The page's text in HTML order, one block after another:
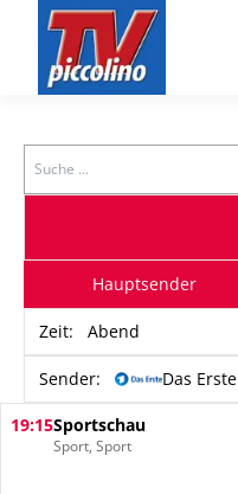
Search
Hauptsender
Zeit: Abend
Sender: Das Erste
19:15Sportschau
Sport, Sport